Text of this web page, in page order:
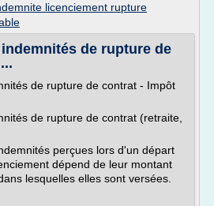
licenciement rupture
de rupture de
de rupture de contrat - Impôt
de rupture de contrat (retraite,
perçues lors d'un départ
dépend de leur montant
lesquelles elles sont versées.